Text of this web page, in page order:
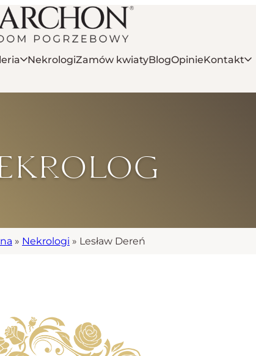
NekrologiZamów kwiatyBlogOpinieKontakt
» Nekrologi » Lesław Dereń